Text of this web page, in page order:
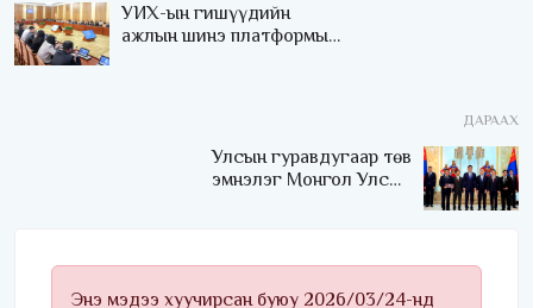
УИХ-ын гишүүдийн
ажлын шинэ платформыг
ДАРААХ
Улсын гуравдугаар төв
эмнэлэг Монгол Улсын
Энэ мэдээ хуучирсан буюу 2026/03/24-нд